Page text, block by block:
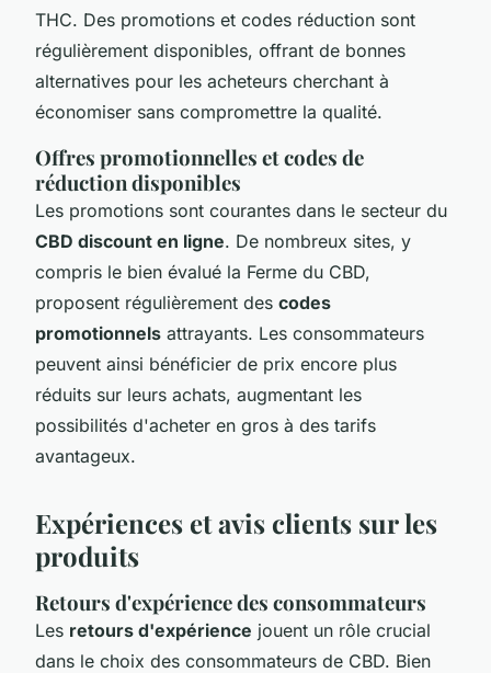
THC. Des promotions et codes réduction sont
régulièrement disponibles, offrant de bonnes
alternatives pour les acheteurs cherchant à
économiser sans compromettre la qualité.
Offres promotionnelles et codes de
réduction disponibles
Les promotions sont courantes dans le secteur du
CBD discount en ligne. De nombreux sites, y
compris le bien évalué la Ferme du CBD,
proposent régulièrement des codes
promotionnels attrayants. Les consommateurs
peuvent ainsi bénéficier de prix encore plus
réduits sur leurs achats, augmentant les
possibilités d'acheter en gros à des tarifs
avantageux.
Expériences et avis clients sur les
produits
Retours d'expérience des consommateurs
Les retours d'expérience jouent un rôle crucial
dans le choix des consommateurs de CBD. Bien